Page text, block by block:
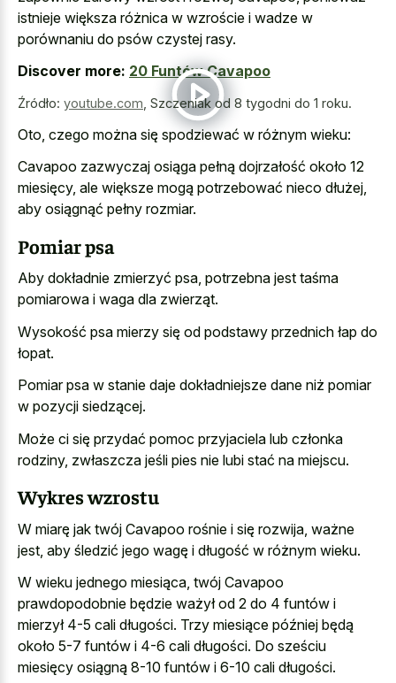
istnieje większa różnica w wzroście i wadze w
porównaniu do psów czystej rasy.
Discover more: 20 Funtów Cavapoo
Źródło: youtube.com Szczeniak od 8 tygodni do 1 roku.
Oto, czego można się spodziewać w różnym wieku:
Cavapoo zazwyczaj osiąga pełną dojrzałość około 12
miesięcy, ale większe mogą potrzebować nieco dłużej,
aby osiągnąć pełny rozmiar.
Pomiar psa
Aby dokładnie zmierzyć psa, potrzebna jest taśma
pomiarowa i waga dla zwierząt.
Wysokość psa mierzy się od podstawy przednich łap do
łopat.
Pomiar psa w stanie daje dokładniejsze dane niż pomiar
w pozycji siedzącej.
Może ci się przydać pomoc przyjaciela lub członka
rodziny, zwłaszcza jeśli pies nie lubi stać na miejscu.
Wykres wzrostu
W miarę jak twój Cavapoo rośnie i się rozwija, ważne
jest, aby śledzić jego wagę i długość w różnym wieku.
W wieku jednego miesiąca, twój Cavapoo
prawdopodobnie będzie ważył od 2 do 4 funtów i
mierzył 4-5 cali długości. Trzy miesiące później będą
około 5-7 funtów i 4-6 cali długości. Do sześciu
miesięcy osiągną 8-10 funtów i 6-10 cali długości.